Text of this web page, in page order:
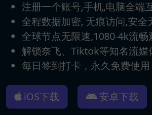
注册一个账号,手机,电脑全端
全程数据加密, 无痕访问,安全
全球节点无限速,1080-4k流畅
解锁奈飞、Tiktok等知名流媒
每日签到打卡，永久免费使用
iOS下载 安卓下载